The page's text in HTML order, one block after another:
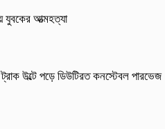
যুবকের আত্মহত্যা
উল্টে পড়ে ডিউটিরত কনস্টেবল পারভেজ